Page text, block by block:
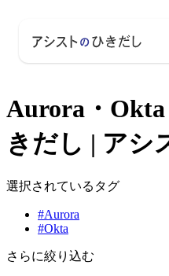
Aurora・
きだし | アシ
選択されているタグ
#Aurora
#Okta
さらに絞り込む